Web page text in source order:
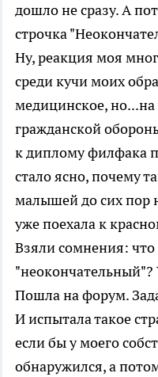
дошло не сразу. А
строчка
Ну, реакция моя
среди кучи моих
медицинское,
гражданской
к диплому филфака
стало ясно, почему
малышей до сих пор
уже поехала к
Взяли сомнения: что
"неокончательный"?
Пошла на форум.
И испытала такое
если бы у моего
обнаружился, а